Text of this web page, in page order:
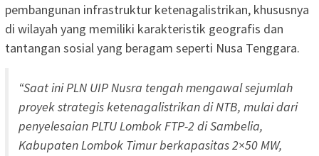
pembangunan infrastruktur ketenagalistrikan, khususnya
di wilayah yang memiliki karakteristik geografis dan
tantangan sosial yang beragam seperti Nusa Tenggara.
“Saat ini PLN UIP Nusra tengah mengawal sejumlah
proyek strategis ketenagalistrikan di NTB, mulai dari
penyelesaian PLTU Lombok FTP-2 di Sambelia,
Kabupaten Lombok Timur berkapasitas 2×50 MW,